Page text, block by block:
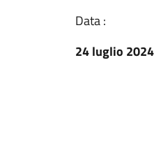
Data :
24 luglio 2024